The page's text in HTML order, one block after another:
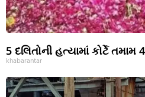
5 દલિતોની હત્યામાં કોર્ટે તમામ
khabarantar